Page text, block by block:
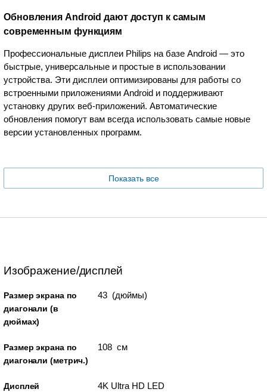
Обновления Android дают доступ к самым
современным функциям
Профессиональные дисплеи Philips на базе Android — это
быстрые, универсальные и простые в использовании
устройства. Эти дисплеи оптимизированы для работы со
встроенными приложениями Android и поддерживают
установку других веб-приложений. Автоматические
обновления помогут вам всегда использовать самые новые
версии установленных программ.
Показать все
Изображение/дисплей
Размер экрана по
диагонали (в
дюймах)
43 (дюймы)
Размер экрана по
диагонали (метрич.)
108 см
Дисплей 4K Ultra HD LED